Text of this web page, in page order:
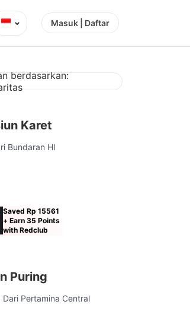
⌄ Masuk | Daftar
berdasarkan:
Karet
Bundaran HI
Saved Rp 15561
+ Earn 35 Points
with Redclub
Puring
Dari Pertamina Central